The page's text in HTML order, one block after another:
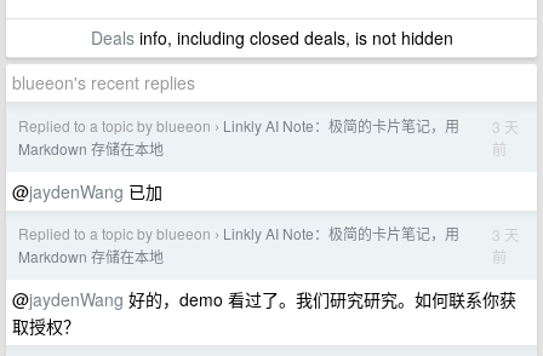
Dealsinfo, including closed deals, is not hidden
blueeon's recent replies
Replied to a topic by blueeon › Linkly AI Note：极简的卡片笔记，用
Markdown 存储在本地
3 天
前
@jaydenWang 已加
Replied to a topic by blueeon › Linkly AI Note：极简的卡片笔记，用
Markdown 存储在本地
3 天
前
@jaydenWang 好的，demo 看过了。我们研究研究。如何联系你获
取授权？